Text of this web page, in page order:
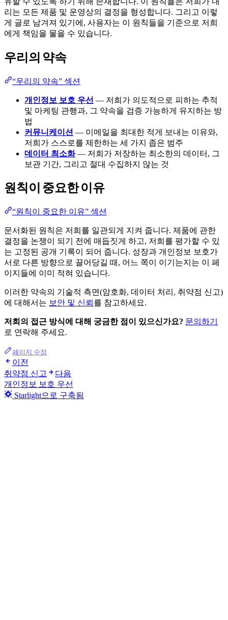
리는 모든 제품 및 운영상의 결정을 형성합니다. 그리고 이렇
게 글로 남겨져 있기에, 사용자는 이 원칙들을 기준으로 저희
에게 책임을 물을 수 있습니다.
우리의 약속
“우리의 약속” 섹션
개인정보 보호 우선 — 저희가 의도적으로 피하는 추적
및 마케팅 관행과, 그 약속을 검증 가능하게 유지하는 방
법
커뮤니케이션 — 이메일을 최대한 적게 보내는 이유와,
저희가 스스로를 제한하는 세 가지 좁은 범주
데이터 최소화— 저희가 저장하는 최소한의 데이터, 그
보관 기간, 그리고 절대 수집하지 않는 것
원칙이 중요한 이유
“원칙이 중요한 이유” 섹션
문서화된 원칙은 저희를 일관되게 지켜 줍니다. 제품에 관한
결정을 논쟁이 되기 전에 매듭짓게 하고, 저희를 평가할 수 있
는 고정된 공개 기록이 되어 줍니다. 성장과 개인정보 보호가
서로 다른 방향으로 끌어당길 때, 어느 쪽이 이기는지는 이 페
이지들에 이미 적혀 있습니다.
이러한 약속의 기술적 측면(암호화, 데이터 처리, 취약점 신고)
에 대해서는 보안 및 신뢰 를 참고하세요.
저희의 접근 방식에 대해 궁금한 점이 있으신가요? 문의하기
로 연락해 주세요.
페이지 수정
이전
취약점 신고
다음
개인정보 보호 우선
Starlight으로 구축됨